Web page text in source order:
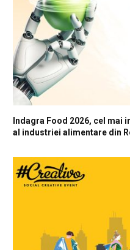
Indagra Food 2026, cel mai
al industriei alimentare din